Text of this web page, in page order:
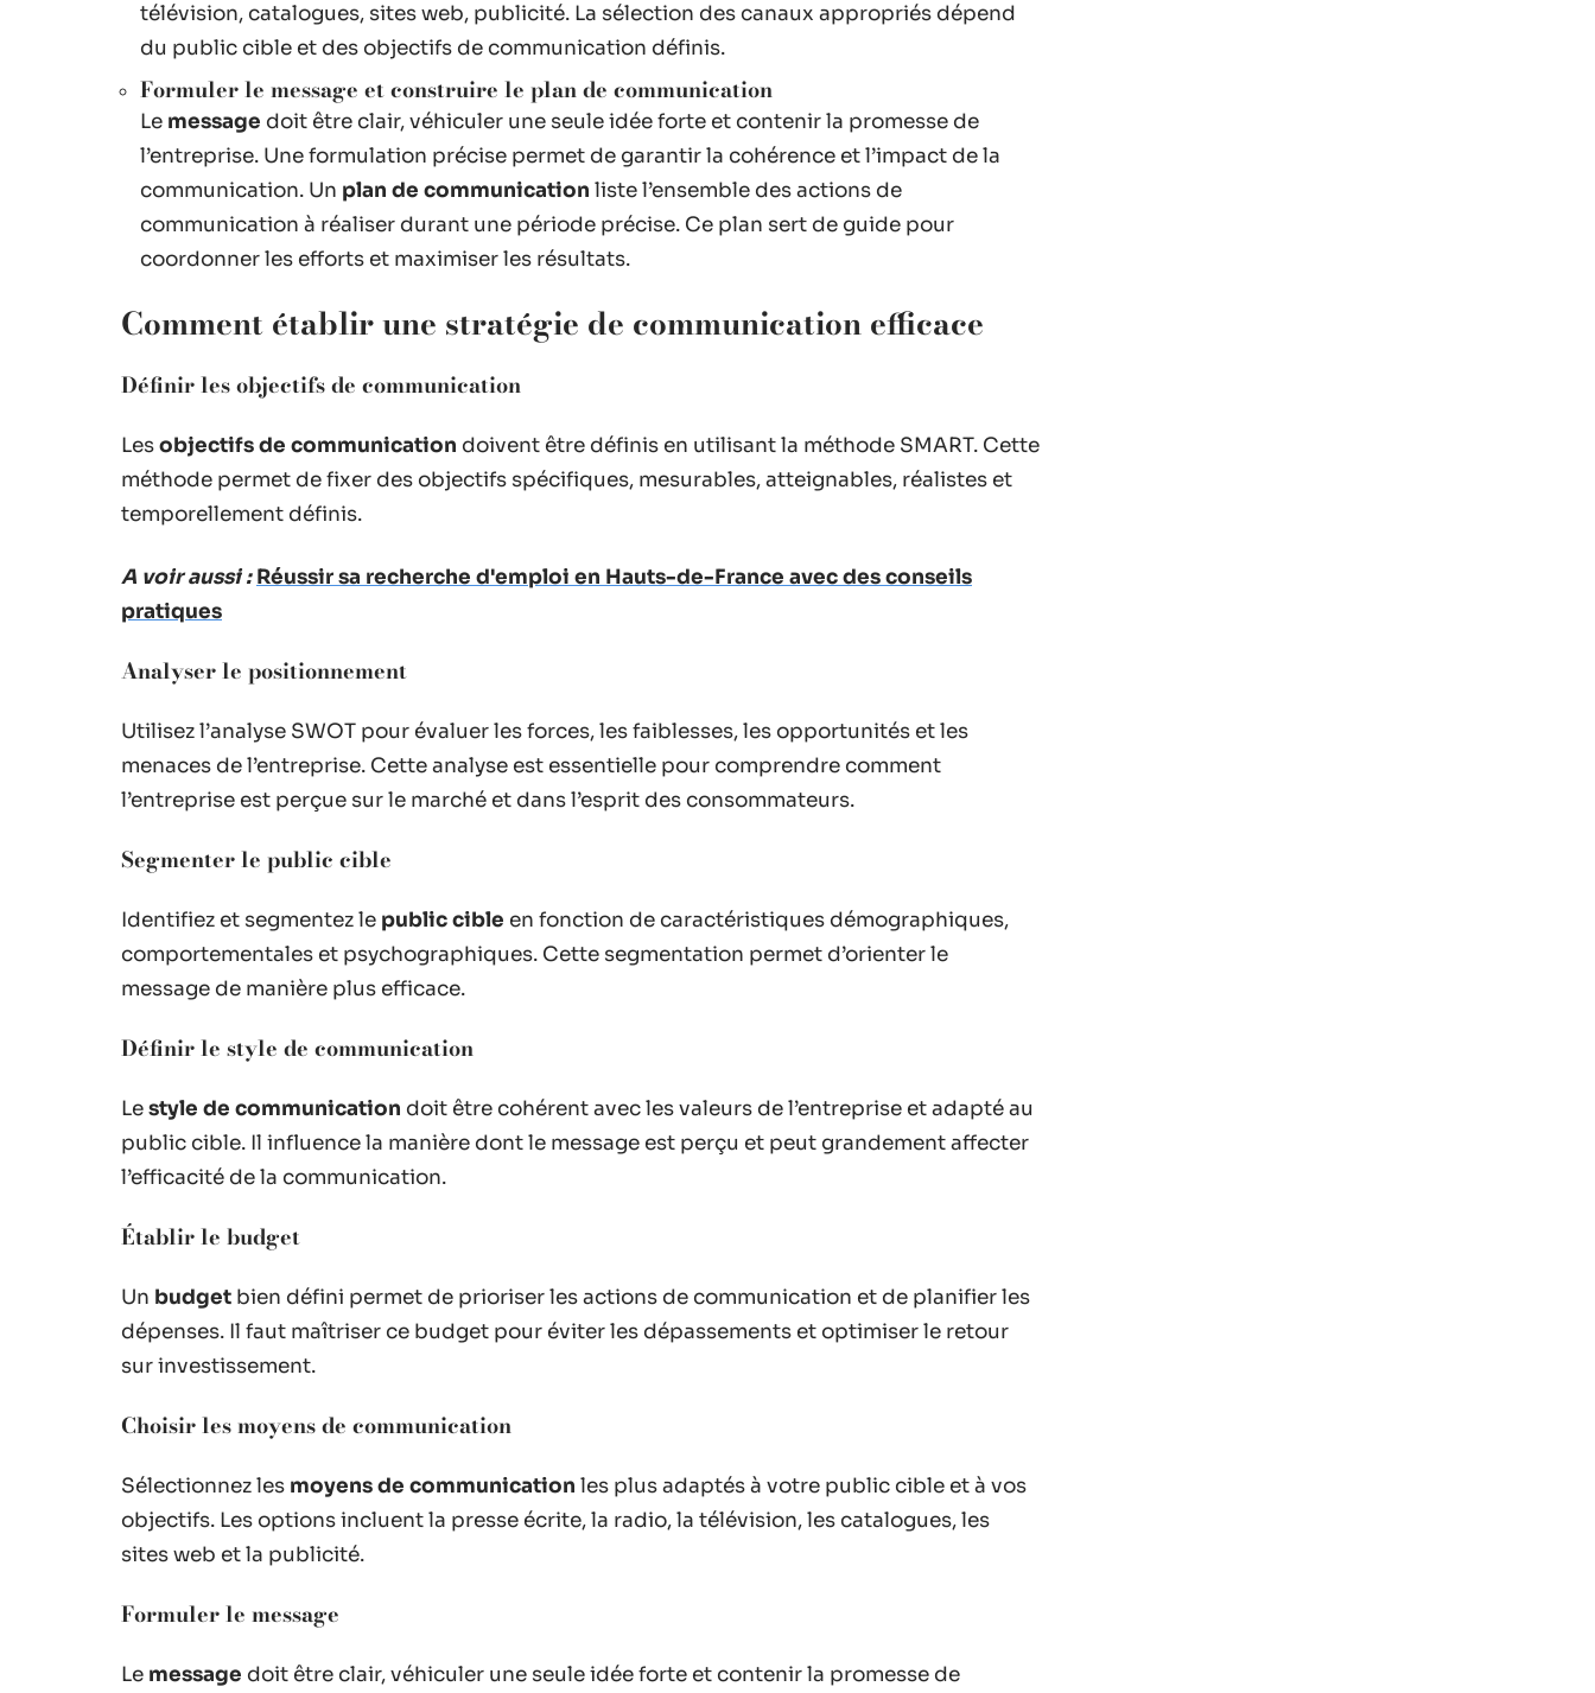
télévision, catalogues, sites web, publicité. La sélection des canaux appropriés dépend
du public cible et des objectifs de communication définis.
Formuler le message et construire le plan de communication
Le message doit être clair, véhiculer une seule idée forte et contenir la promesse de
l’entreprise. Une formulation précise permet de garantir la cohérence et l’impact de la
communication. Un plan de communication liste l’ensemble des actions de
communication à réaliser durant une période précise. Ce plan sert de guide pour
coordonner les efforts et maximiser les résultats.
Comment établir une stratégie de communication efficace
Définir les objectifs de communication
Lesobjectifs de communication doivent être définis en utilisant la méthode SMART. Cette
méthode permet de fixer des objectifs spécifiques, mesurables, atteignables, réalistes et
temporellement définis.
A voir aussi : Réussir sa recherche d'emploi en Hauts-de-France avec des conseils
pratiques
Analyser le positionnement
Utilisez l’analyse SWOT pour évaluer les forces, les faiblesses, les opportunités et les
menaces de l’entreprise. Cette analyse est essentielle pour comprendre comment
l’entreprise est perçue sur le marché et dans l’esprit des consommateurs.
Segmenter le public cible
Identifiez et segmentez le public cible en fonction de caractéristiques démographiques,
comportementales et psychographiques. Cette segmentation permet d’orienter le
message de manière plus efficace.
Définir le style de communication
Lestyle de communication doit être cohérent avec les valeurs de l’entreprise et adapté au
public cible. Il influence la manière dont le message est perçu et peut grandement affecter
l’efficacité de la communication.
Établir le budget
Un budget bien défini permet de prioriser les actions de communication et de planifier les
dépenses. Il faut maîtriser ce budget pour éviter les dépassements et optimiser le retour
sur investissement.
Choisir les moyens de communication
Sélectionnez les moyens de communication les plus adaptés à votre public cible et à vos
objectifs. Les options incluent la presse écrite, la radio, la télévision, les catalogues, les
sites web et la publicité.
Formuler le message
Le message doit être clair, véhiculer une seule idée forte et contenir la promesse de